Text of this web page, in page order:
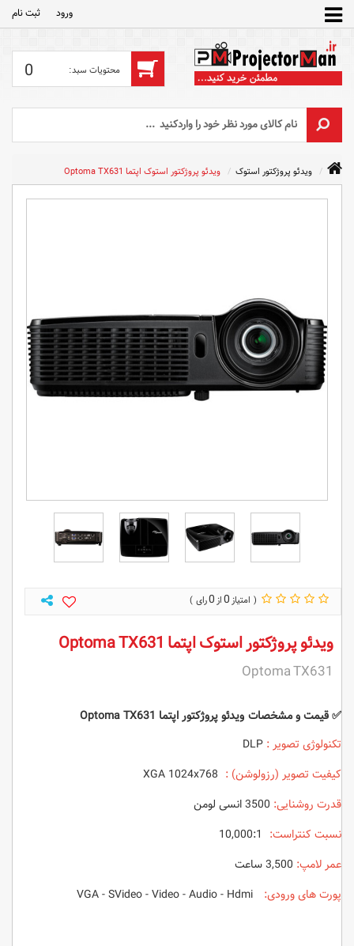
ورود ثبت‌ نام
0
ویدئو پروژکتور استوک ویدئو پروژکتور استوک اپتما Optoma TX631
0
0
ویدئو پروژکتور استوک اپتما Optoma TX631
Optoma TX631
✅ قیمت و مشخصات ویدئو پروژکتور اپتما Optoma TX631
تکنولوژی تصویر :
کیفیت تصویر (رزولوشن) :
قدرت روشنایی:
نسبت کنتراست:
عمر لامپ: 3,500 ساعت
پورت های ورودی: